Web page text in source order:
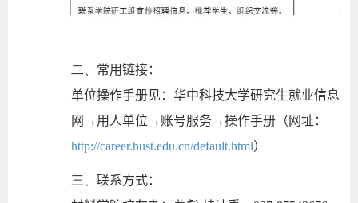
二、 常用链接：
单位操作手册见：华中科技大学研究生就业信息
网→用人单位→账号服务→操作手册（网址：
http://career.hust.edu.cn/default.html）
三、 联系方式：